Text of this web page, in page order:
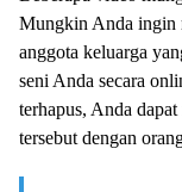
Mungkin Anda ingin
anggota keluarga
seni Anda secara
terhapus, Anda
tersebut dengan